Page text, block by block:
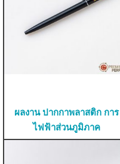
ผลงาน ปากกาพลาสติก การ
ไฟฟ้าส่วนภูมิภาค